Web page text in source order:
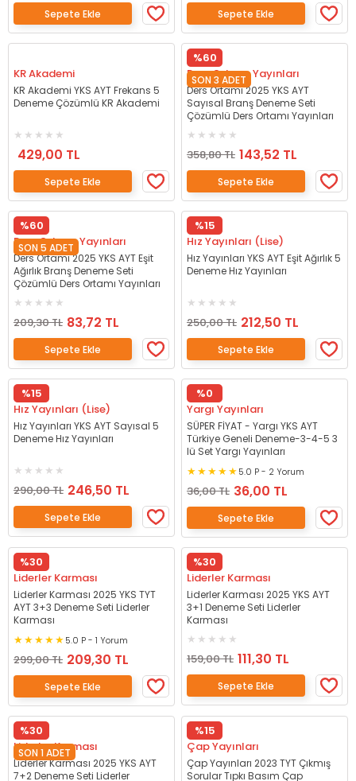
Sepete Ekle Sepete Ekle
KR Akademi
KR Akademi YKS AYT Frekans 5
Deneme Çözümlü KR Akademi
429,00 TL
Sepete Ekle
%60
SON 3 ADET
Ders Ortamı Yayınları
Ders Ortamı 2025 YKS AYT
Sayısal Branş Deneme Seti
Çözümlü Ders Ortamı Yayınları
358,80 TL 143,52 TL
Sepete Ekle
%60
SON 5 ADET
Ders Ortamı Yayınları
Ders Ortamı 2025 YKS AYT Eşit
Ağırlık Branş Deneme Seti
Çözümlü Ders Ortamı Yayınları
209,30 TL 83,72 TL
Sepete Ekle
%15
Hız Yayınları (Lise)
Hız Yayınları YKS AYT Eşit Ağırlık 5
Deneme Hız Yayınları
250,00 TL 212,50 TL
Sepete Ekle
%15
Hız Yayınları (Lise)
Hız Yayınları YKS AYT Sayısal 5
Deneme Hız Yayınları
290,00 TL 246,50 TL
Sepete Ekle
%0
Yargı Yayınları
SÜPER FİYAT - Yargı YKS AYT
Türkiye Geneli Deneme-3-4-5 3
lü Set Yargı Yayınları
5.0 P - 2 Yorum
36,00 TL 36,00 TL
Sepete Ekle
%30
Liderler Karması
Liderler Karması 2025 YKS TYT
AYT 3+3 Deneme Seti Liderler
Karması
5.0 P - 1 Yorum
299,00 TL 209,30 TL
Sepete Ekle
%30
Liderler Karması
Liderler Karması 2025 YKS AYT
3+1 Deneme Seti Liderler
Karması
159,00 TL 111,30 TL
Sepete Ekle
%30
SON 1 ADET
Liderler Karması
Liderler Karması 2025 YKS AYT
7+2 Deneme Seti Liderler
%15
Çap Yayınları
Çap Yayınları 2023 TYT Çıkmış
Sorular Tıpkı Basım Çap